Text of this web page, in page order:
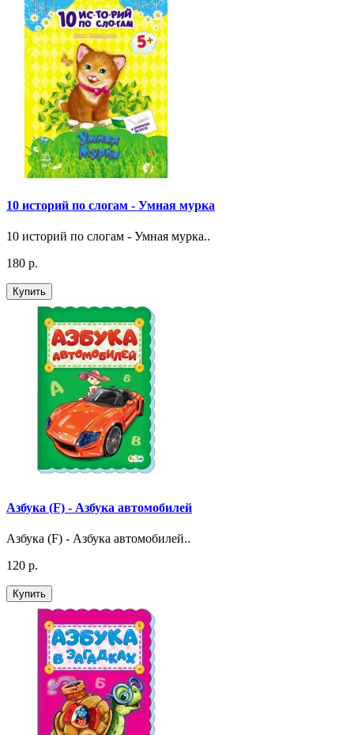
10 историй по слогам - Умная мурка
10 историй по слогам - Умная мурка..
180 р.
Купить
Азбука (F) - Азбука автомобилей
Азбука (F) - Азбука автомобилей..
120 р.
Купить